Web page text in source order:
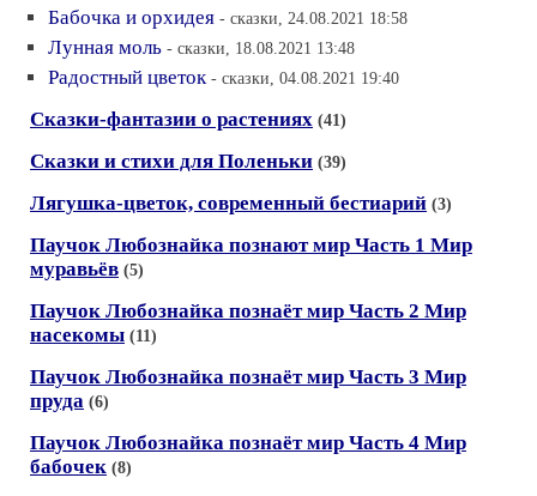
Бабочка и орхидея - сказки, 24.08.2021 18:58
Лунная моль - сказки, 18.08.2021 13:48
Радостный цветок - сказки, 04.08.2021 19:40
Сказки-фантазии о растениях (41)
Сказки и стихи для Поленьки (39)
Лягушка-цветок, современный бестиарий (3)
Паучок Любознайка познают мир Часть 1 Мир
муравьёв (5)
Паучок Любознайка познаёт мир Часть 2 Мир
насекомы (11)
Паучок Любознайка познаёт мир Часть 3 Мир
пруда (6)
Паучок Любознайка познаёт мир Часть 4 Мир
бабочек (8)